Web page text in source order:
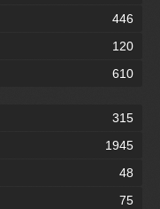
446
120
610
315
1945
48
75